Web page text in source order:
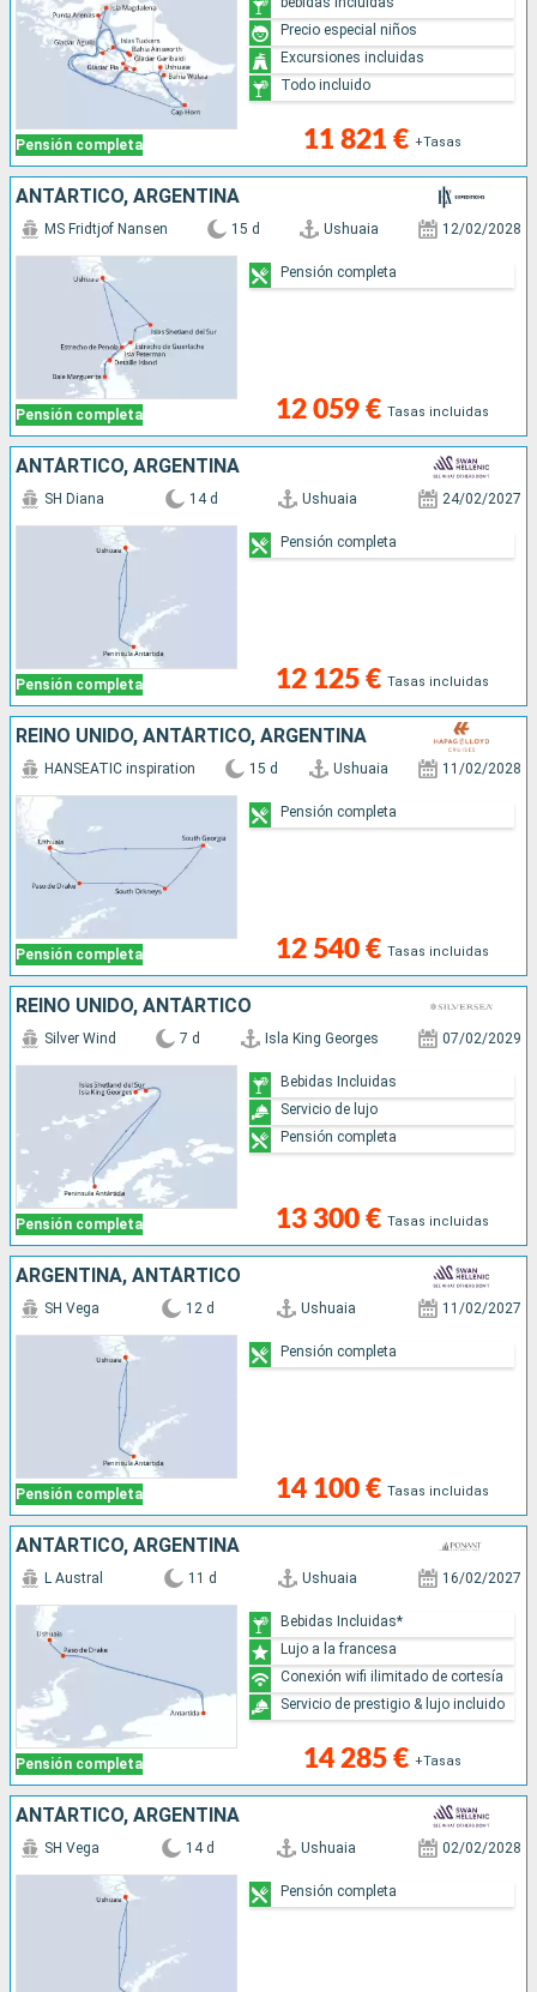
Pensión completa 11 821 € +Tasas
Precio especial niños
Excursiones incluidas
Todo incluido
ANTÁRTICO, ARGENTINA
Pensión completa
MS Fridtjof Nansen 15 d Ushuaia 12/02/2028
12 059 € Tasas incluidas
Pensión completa
ANTÁRTICO, ARGENTINA
Pensión completa
SH Diana 14 d Ushuaia 24/02/2027
12 125 € Tasas incluidas
Pensión completa
REINO UNIDO, ANTÁRTICO, ARGENTINA
Pensión completa
HANSEATIC inspiration 15 d Ushuaia 11/02/2028
12 540 € Tasas incluidas
Pensión completa
REINO UNIDO, ANTÁRTICO
Pensión completa
Silver Wind 7 d Isla King Georges 07/02/2029
13 300 € Tasas incluidas
Bebidas Incluidas
Servicio de lujo
Pensión completa
ARGENTINA, ANTÁRTICO
Pensión completa
SH Vega 12 d Ushuaia 11/02/2027
14 100 € Tasas incluidas
Pensión completa
ANTÁRTICO, ARGENTINA
Pensión completa
L Austral 11 d Ushuaia 16/02/2027
14 285 € +Tasas
Bebidas Incluidas*
Lujo a la francesa
Conexión wifi ilimitado de cortesía
Servicio de prestigio & lujo incluido
ANTÁRTICO, ARGENTINA
SH Vega 14 d Ushuaia 02/02/2028
Pensión completa